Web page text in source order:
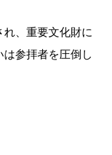
、重要文化財に
は参拝者を圧倒し